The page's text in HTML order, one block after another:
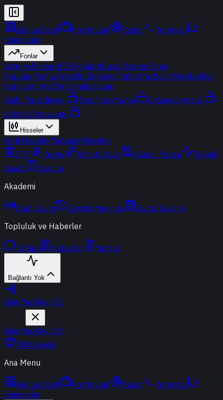
Günün Özeti Portföyüm Radar
Terminal
Endeksler
Fonlar
Yatırım FonlarıBES FonlarıBorsa Yatırım Fonu
Popüler Fonlar YeniBir Bakışta FonlarPortföy ŞirketleriFon
KarşılaştırmaFon Simülasyonu
Akıllı Para Sinyali
Ters Fon Arama
Çakışma Analizi
Sektör Rotasyonu
Hisseler
Yerli HisselerYabancı Hisseler
ETF
Kripto Altın & Döviz Vadeli Piyasa
Teknik
Analiz
Araçlar
Akademi
Canlı Yayın Geçmiş Yayınlar
Yayın Takvimi
Topluluk ve Haberler
t-Chat Haberler Yazılar
Bağlantı Yok
Giriş YapKayıt Ol
Giriş YapKayıt Ol
PRO Üyelik
Ana Menu
Günün Özeti Portföyüm Radar
Terminal
Endeksler